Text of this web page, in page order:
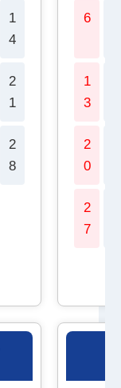
1
4
2
1
2
8
6
1
3
2
0
2
7